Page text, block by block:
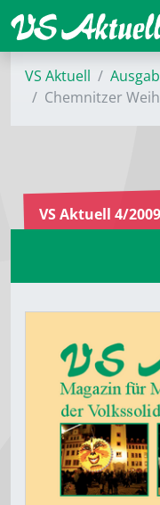
VS Aktuell
Chemnitzer
VS Aktuell 4/2009